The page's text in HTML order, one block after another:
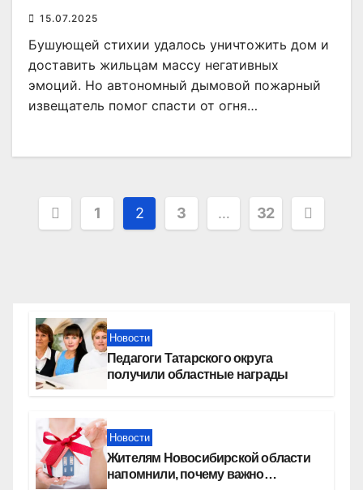
15.07.2025
Бушующей стихии удалось уничтожить дом и
доставить жильцам массу негативных
эмоций. Но автономный дымовой пожарный
извещатель помог спасти от огня…
Пагинация
1 2 3 … 32
Новости
Педагоги Татарского округа
получили областные награды
Новости
Жителям Новосибирской области
напомнили, почему важно